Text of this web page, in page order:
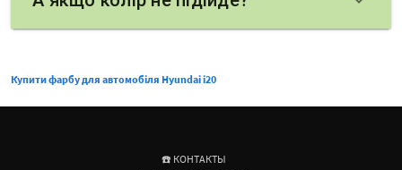
Купити фарбу для автомобіля Hyundai i20
☎️ КОНТАКТЫ